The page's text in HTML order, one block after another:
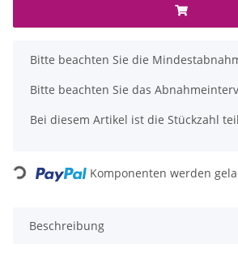
x
Bitte beachten Sie die
Bitte beachten Sie das
Bei diesem Artikel ist die Stückzahl
Loading... Komponenten werden
Beschreibung